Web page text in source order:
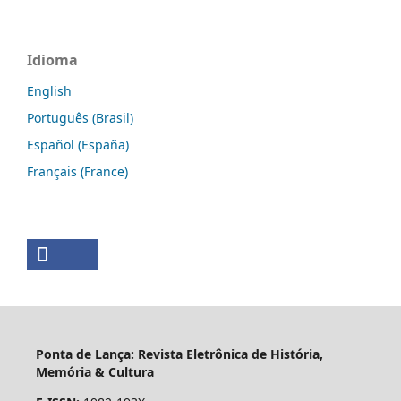
Idioma
English
Português (Brasil)
Español (España)
Français (France)
Ponta de Lança: Revista Eletrônica de História,
Memória & Cultura